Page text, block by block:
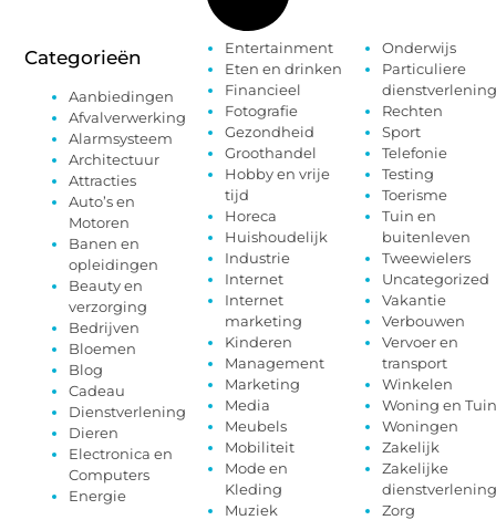
Categorieën
Aanbiedingen
Afvalverwerking
Alarmsysteem
Architectuur
Attracties
Auto’s en
Motoren
Banen en
opleidingen
Beauty en
verzorging
Bedrijven
Bloemen
Blog
Cadeau
Dienstverlening
Dieren
Electronica en
Computers
Energie
Entertainment
Eten en drinken
Financieel
Fotografie
Gezondheid
Groothandel
Hobby en vrije
tijd
Horeca
Huishoudelijk
Industrie
Internet
Internet
marketing
Kinderen
Management
Marketing
Media
Meubels
Mobiliteit
Mode en
Kleding
Muziek
Onderwijs
Particuliere
dienstverlening
Rechten
Sport
Telefonie
Testing
Toerisme
Tuin en
buitenleven
Tweewielers
Uncategorized
Vakantie
Verbouwen
Vervoer en
transport
Winkelen
Woning en Tuin
Woningen
Zakelijk
Zakelijke
dienstverlening
Zorg